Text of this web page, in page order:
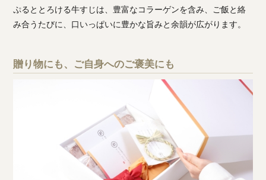
ぷるととろける牛すじは、豊富なコラーゲンを含み、ご飯と絡
み合うたびに、口いっぱいに豊かな旨みと余韻が広がります。
贈り物にも、ご自身へのご褒美にも